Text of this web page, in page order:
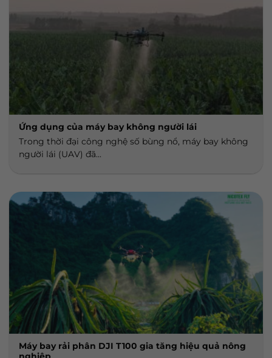
Ứng dụng của máy bay không người lái
Trong thời đại công nghệ số bùng nổ, máy bay không
người lái (UAV) đã...
Máy bay rải phân DJI T100 gia tăng hiệu quả nông